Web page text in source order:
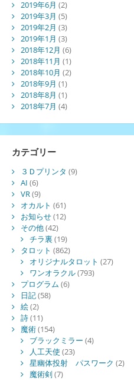
2019年6月 (2)
2019年3月 (5)
2019年2月 (3)
2019年1月 (3)
2018年12月 (6)
2018年11月 (1)
2018年10月 (2)
2018年9月 (1)
2018年8月 (1)
2018年7月 (4)
カテゴリー
３Ｄプリンタ (9)
AI (6)
VR(9)
オカルト (61)
お知らせ(12)
その他(42)
チラ裏 (19)
タロット (862)
オリジナルタロット (27)
ワンオラクル(793)
プログラム (6)
日記(58)
絵(2)
詩(11)
魔術(154)
ブラックミラー (4)
人工天使 (23)
星幽体投射 パスワーク (2)
魔術剣(7)